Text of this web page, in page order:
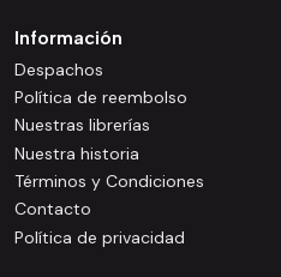
Información
Despachos
Política de reembolso
Nuestras librerías
Nuestra historia
Términos y Condiciones
Contacto
Política de privacidad